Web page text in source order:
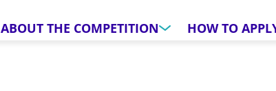
ABOUT THE COMPETITION HOW TO